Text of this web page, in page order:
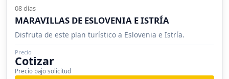
08 días
MARAVILLAS DE ESLOVENIA E ISTRÍA
Disfruta de este plan turístico a Eslovenia e Istría.
Precio
Cotizar
Precio bajo solicitud